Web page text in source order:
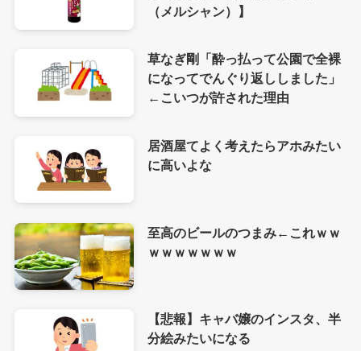
（メルシャン）】
草なぎ剛「酔っ払って公園で全裸
になってでんぐり返ししました」
←こいつが許された理由
居酒屋てよく考えたらアホみたい
に高いよな
至高のビールのつまみ←これｗｗ
ｗｗｗｗｗｗｗ
【悲報】キャバ嬢のインスタ、半
分絵みたいになる